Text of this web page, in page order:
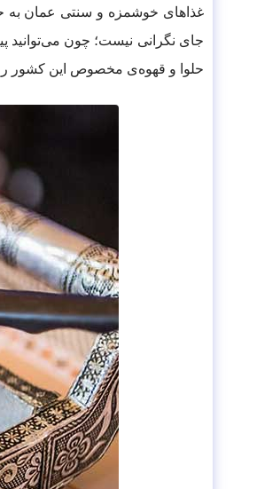
غذاهای خوشمزه و سنتی عمان به
جای نگرانی نیست؛ چون می‌توانید
حلوا و قهوه‌ی مخصوص این کشور